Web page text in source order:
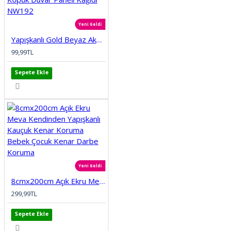
Yeni Geldi
Yapışkanlı Gold Beyaz Akustik Esnek 3D Lambiri 68x68cm Ofis Salon Ev Köpük Duvar Paneli Kağıdı NW192
99,99TL
Sepete Ekle
Yeni Geldi
8cmx200cm Açık Ekru Meva Kendinden Yapışkanlı Kauçuk Kenar Koruma Bebek Çocuk Kenar Darbe Koruma
299,99TL
Sepete Ekle